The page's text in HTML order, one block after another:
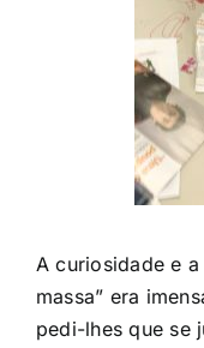
A curiosidade e
massa” era
pedi-lhes que se